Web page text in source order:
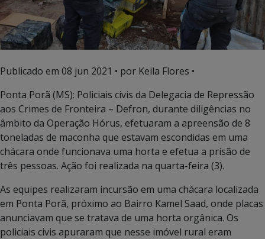
Publicado em 08 jun 2021 • por Keila Flores •
Ponta Porã (MS): Policiais civis da Delegacia de Repressão
aos Crimes de Fronteira – Defron, durante diligências no
âmbito da Operação Hórus, efetuaram a apreensão de 8
toneladas de maconha que estavam escondidas em uma
chácara onde funcionava uma horta e efetua a prisão de
três pessoas. Ação foi realizada na quarta-feira (3).
As equipes realizaram incursão em uma chácara localizada
em Ponta Porã, próximo ao Bairro Kamel Saad, onde placas
anunciavam que se tratava de uma horta orgânica. Os
policiais civis apuraram que nesse imóvel rural eram